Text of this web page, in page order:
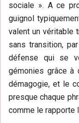
sociale ». A ce
guignol
valent un véritable
sans transition,
défense qui se
gémonies grâce
démagogie, et le
presque chaque
comme le rapporte